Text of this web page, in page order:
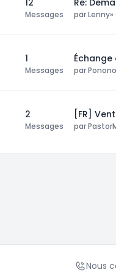
12
Messages
Re:
parLenny»
1
Messages par
2
Messages
[FR]
par
Nous